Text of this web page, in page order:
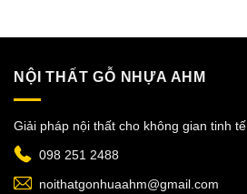
NỘI THẤT GỖ NHỰA AHM
Giải pháp nội thất cho không gian tinh tế
098 251 2488
noithatgonhuaahm@gmail.com